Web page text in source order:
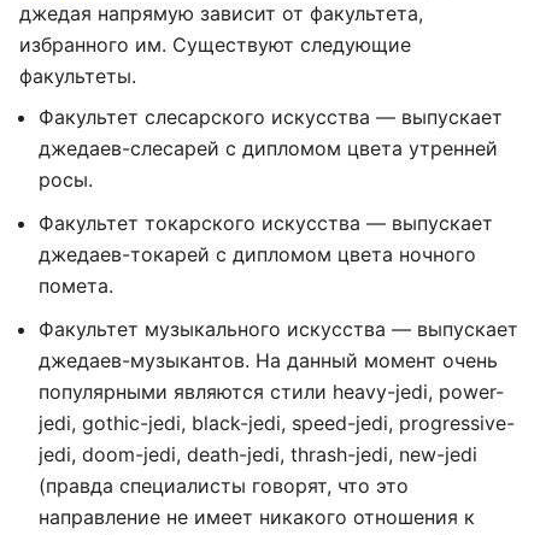
джедая напрямую зависит от факультета,
избранного им. Существуют следующие
факультеты.
Факультет слесарского искусства — выпускает
джедаев-слесарей с дипломом цвета утренней
росы.
Факультет токарского искусства — выпускает
джедаев-токарей с дипломом цвета ночного
помета.
Факультет музыкального искусства — выпускает
джедаев-музыкантов. На данный момент очень
популярными являются стили heavy-jedi, power-
jedi, gothic-jedi, black-jedi, speed-jedi, progressive-
jedi, doom-jedi, death-jedi, thrash-jedi, new-jedi
(правда специалисты говорят, что это
направление не имеет никакого отношения к